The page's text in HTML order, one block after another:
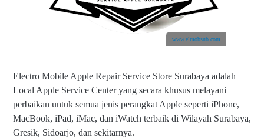
www.elmobsub.com
Electro Mobile Apple Repair Service Store Surabaya adalah
Local Apple Service Center yang secara khusus melayani
perbaikan untuk semua jenis perangkat Apple seperti iPhone,
MacBook, iPad, iMac, dan iWatch terbaik di Wilayah Surabaya,
Gresik, Sidoarjo, dan sekitarnya.